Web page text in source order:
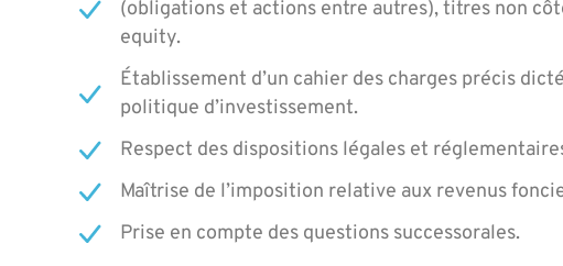
(obligations et actions entre autres), titres non
equity.
Établissement d’un cahier des charges précis
politique d’investissement.
Respect des dispositions légales et
Maîtrise de l’imposition relative aux revenus
Prise en compte des questions successorales.